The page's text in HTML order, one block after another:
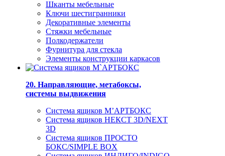
Шканты мебельные
Ключи шестигранники
Декоративные элементы
Стяжки мебельные
Полкодержатели
Фурнитура для стекла
Элементы конструкции каркасов
20. Направляющие, метабоксы,
системы выдвижения
Система ящиков М’АРТБОКС
Система ящиков НЕКСТ 3D/NEXT
3D
Система ящиков ПРОСТО
БОКС/SIMPLE BOX